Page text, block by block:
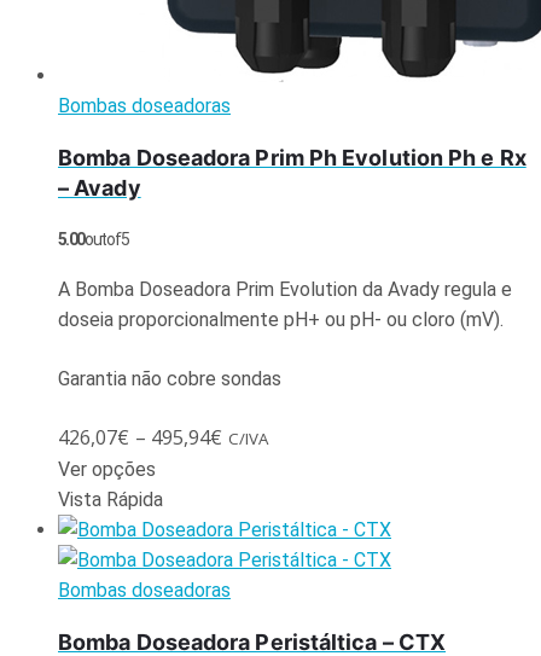
Bombas doseadoras
Bomba Doseadora Prim Ph Evolution Ph e Rx
– Avady
5.00out of 5
A Bomba Doseadora Prim Evolution da Avady regula e
doseia proporcionalmente pH+ ou pH- ou cloro (mV).
Garantia não cobre sondas
426,07€ – 495,94€ C/IVA
Ver opções
Vista Rápida
Bombas doseadoras
Bomba Doseadora Peristáltica – CTX